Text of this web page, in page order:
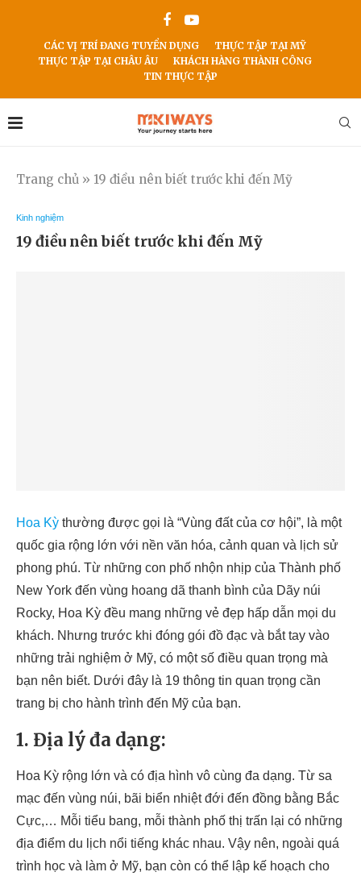
CÁC VỊ TRÍ ĐANG TUYỂN DỤNG
THỰC TẬP TẠI MỸ
THỰC TẬP TẠI CHÂU ÂU
KHÁCH HÀNG THÀNH CÔNG
TIN THỰC TẬP
Trang chủ » 19 điều nên biết trước khi đến Mỹ
Kinh nghiệm
19 điều nên biết trước khi đến Mỹ
Hoa Kỳ thường được gọi là “Vùng đất của cơ hội”, là một
quốc gia rộng lớn với nền văn hóa, cảnh quan và lịch sử
phong phú. Từ những con phố nhộn nhịp của Thành phố
New York đến vùng hoang dã thanh bình của Dãy núi
Rocky, Hoa Kỳ đều mang những vẻ đẹp hấp dẫn mọi du
khách. Nhưng trước khi đóng gói đồ đạc và bắt tay vào
những trải nghiệm ở Mỹ, có một số điều quan trọng mà
bạn nên biết. Dưới đây là 19 thông tin quan trọng cần
trang bị cho hành trình đến Mỹ của bạn.
1. Địa lý đa dạng:
Hoa Kỳ rộng lớn và có địa hình vô cùng đa dạng. Từ sa
mạc đến vùng núi, bãi biển nhiệt đới đến đồng bằng Bắc
Cực,… Mỗi tiểu bang, mỗi thành phố thị trấn lại có những
địa điểm du lịch nổi tiếng khác nhau. Vậy nên, ngoài quá
trình học và làm ở Mỹ, bạn còn có thể lập kế hoạch cho